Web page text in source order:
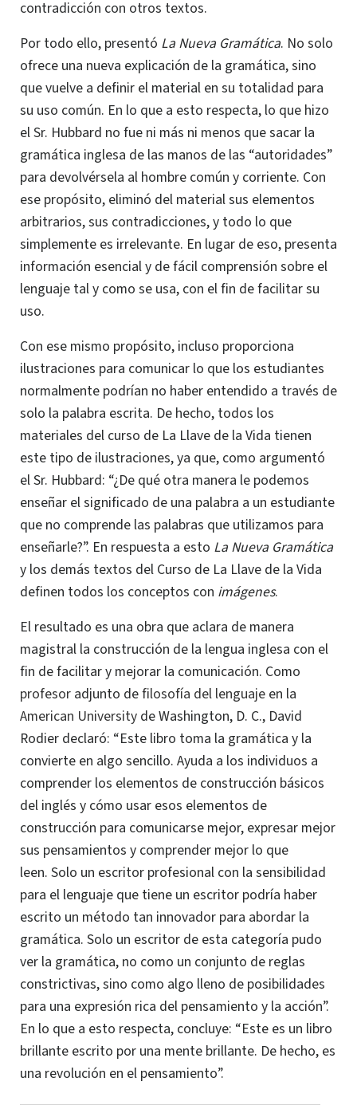
contradicción con otros textos.
Por todo ello, presentó La Nueva Gramática. No solo
ofrece una nueva explicación de la gramática, sino
que vuelve a definir el material en su totalidad para
su uso común. En lo que a esto respecta, lo que hizo
el Sr. Hubbard no fue ni más ni menos que sacar la
gramática inglesa de las manos de las “autoridades”
para devolvérsela al hombre común y corriente. Con
ese propósito, eliminó del material sus elementos
arbitrarios, sus contradicciones, y todo lo que
simplemente es irrelevante. En lugar de eso, presenta
información esencial y de fácil comprensión sobre el
lenguaje tal y como se usa, con el fin de facilitar su
uso.
Con ese mismo propósito, incluso proporciona
ilustraciones para comunicar lo que los estudiantes
normalmente podrían no haber entendido a través de
solo la palabra escrita. De hecho, todos los
materiales del curso de La Llave de la Vida tienen
este tipo de ilustraciones, ya que, como argumentó
el Sr. Hubbard: “¿De qué otra manera le podemos
enseñar el significado de una palabra a un estudiante
que no comprende las palabras que utilizamos para
enseñarle?”. En respuesta a esto La Nueva Gramática
y los demás textos del Curso de La Llave de la Vida
definen todos los conceptos con imágenes.
El resultado es una obra que aclara de manera
magistral la construcción de la lengua inglesa con el
fin de facilitar y mejorar la comunicación. Como
profesor adjunto defilosofía del lenguaje en la
American University de Washington, D. C., David
Rodier declaró: “Este libro toma la gramática y la
convierte en algo sencillo. Ayuda a los individuos a
comprender los elementos de construcción básicos
del inglés y cómo usar esos elementos de
construcción para comunicarse mejor, expresar mejor
sus pensamientos y comprender mejor lo que
leen. Solo un escritor profesional con la sensibilidad
para el lenguaje que tiene un escritor podría haber
escrito un método tan innovador para abordar la
gramática. Solo un escritor de esta categoría pudo
ver la gramática, no como un conjunto de reglas
constrictivas, sino como algo lleno de posibilidades
para una expresión rica del pensamiento y la acción”.
En lo que a esto respecta, concluye: “Este es un libro
brillante escrito por una mente brillante. De hecho, es
una revolución en el pensamiento”.